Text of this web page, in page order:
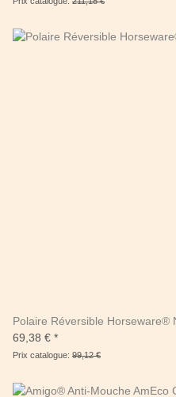
Polaire Réversible Horseware®
69,38 € *
Prix catalogue: 99,12 €